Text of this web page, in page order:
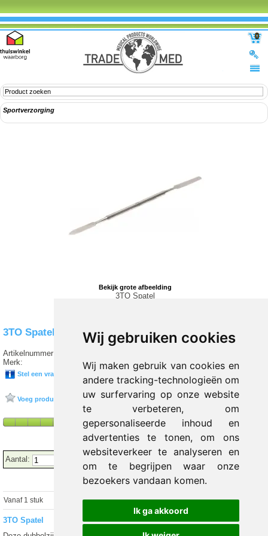
Wij gebruiken cookies
Wij maken gebruik van cookies en
andere tracking-technologieën om
uw surfervaring op onze website
te verbeteren, om
gepersonaliseerde inhoud en
advertenties te tonen, om ons
websiteverkeer te analyseren en
om te begrijpen waar onze
bezoekers vandaan komen.
Ik ga akkoord
0
Sportverzorging
Bekijk grote afbeelding
3TO Spatel
3TO Spatel
Artikelnummer:
Merk:
Stel een vraag over dit product
Voeg product toe aan favorieten
Aantal:
Vanaf 1 stuk € 14.90 excl. €16.24incl. 9% BTW
3TO Spatel